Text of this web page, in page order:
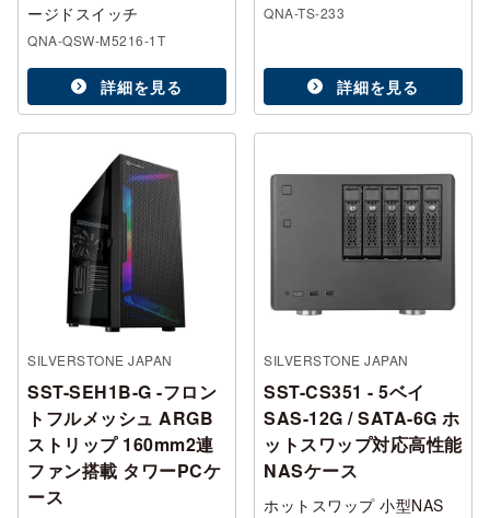
ージドスイッチ
QNA-QSW-M5216-1T
詳細を見る
QNA-TS-233
詳細を見る
SILVERSTONE JAPAN
SST-SEH1B-G -フロン
トフルメッシュ ARGB
ストリップ 160mm2連
ファン搭載 タワーPCケ
ース
SILVERSTONE JAPAN
SST-CS351 - 5ベイ
SAS-12G / SATA-6G ホ
ットスワップ対応高性能
NASケース
ホットスワップ 小型NAS